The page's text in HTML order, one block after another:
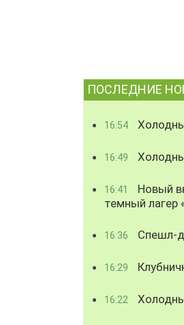
ПОСЛЕДНИЕ
16:54
16:49
16:41
Новый
темный лагер
16:36 Спешл-
16:29
16:22